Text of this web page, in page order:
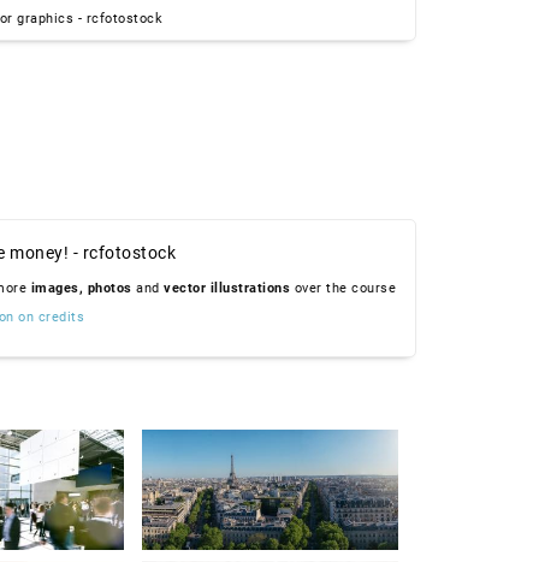
graphics - rcfotostock
money! - rcfotostock
images, photos and vector illustrations over the course
on credits